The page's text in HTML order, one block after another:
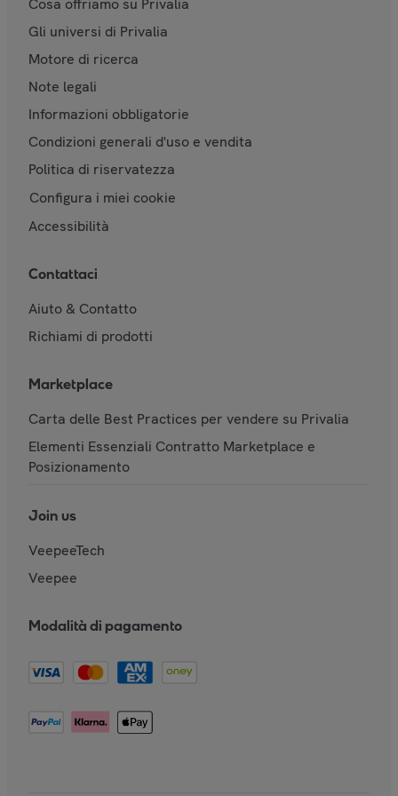
Cosa offriamo su Privalia
Gli universi di Privalia
Motore di ricerca
Note legali
Informazioni obbligatorie
Condizioni generali d'uso e vendita
Politica di riservatezza
Configura i miei cookie
Accessibilità
Contattaci
Aiuto & Contatto
Richiami di prodotti
Marketplace
Carta delle Best Practices per vendere su Privalia
Elementi Essenziali Contratto Marketplace e
Posizionamento
Join us
VeepeeTech
Veepee
Modalità di pagamento